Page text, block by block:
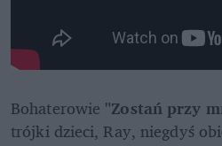
Bohaterowie "Zostań przy
trójki dzieci, Ray, niegdyś